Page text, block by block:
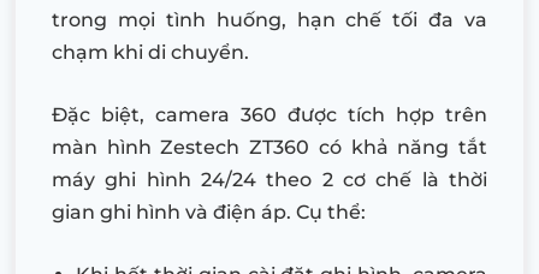
trong mọi tình huống, hạn chế tối đa va
chạm khi di chuyển.
Đặc biệt, camera 360 được tích hợp trên
màn hình Zestech ZT360 có khả năng tắt
máy ghi hình 24/24 theo 2 cơ chế là thời
gian ghi hình và điện áp. Cụ thể: